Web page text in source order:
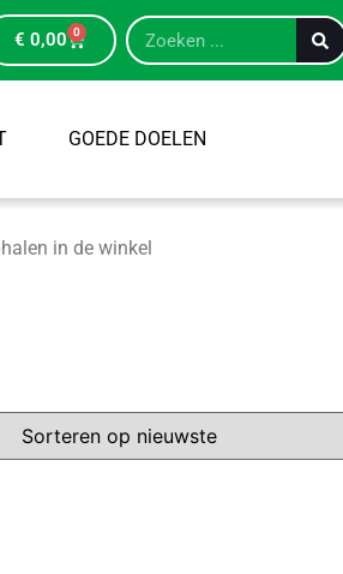
€ 0,00 0
GOEDE DOELEN
in de winkel